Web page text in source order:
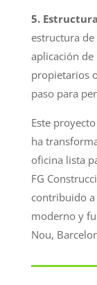
5.
estructura
aplicación de
propietarios
paso para
Este
ha
oficina lista
FG
contribuido
moderno y
Nou,